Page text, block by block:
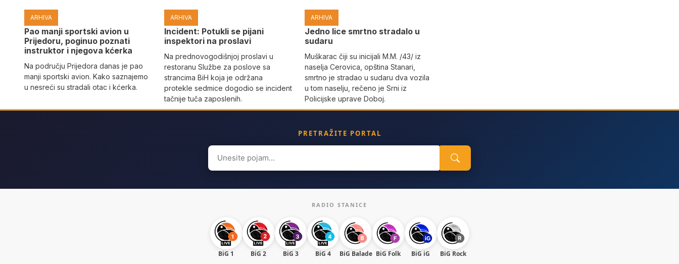
ARHIVA
Pao manji sportski avion u
Prijedoru, poginuo poznati
instruktor i njegova kćerka
Na području Prijedora danas je pao
manji sportski avion. Kako saznajemo
u nesreći su stradali otac i kćerka.
ARHIVA
Incident: Potukli se pijani
inspektori na proslavi
Na prednovogodišnjoj proslavi u
restoranu Službe za poslove sa
strancima BiH koja je održana
protekle sedmice dogodio se incident
tačnije tuča zaposlenih.
ARHIVA
Јedno lice smrtno stradalo u
sudaru
Muškarac čiji su inicijali M.M. /43/ iz
naselja Cerovica, opština Stanari,
smrtno je stradao u sudaru dva vozila
u tom naselju, rečeno je Srni iz
Policijske uprave Doboj.
PRETRAŽITE PORTAL
Search
for:
RADIO STANICE
BiG 1 BiG 2 BiG 3 BiG 4 BiG Balade BiG Folk BiG iG BiG Rock